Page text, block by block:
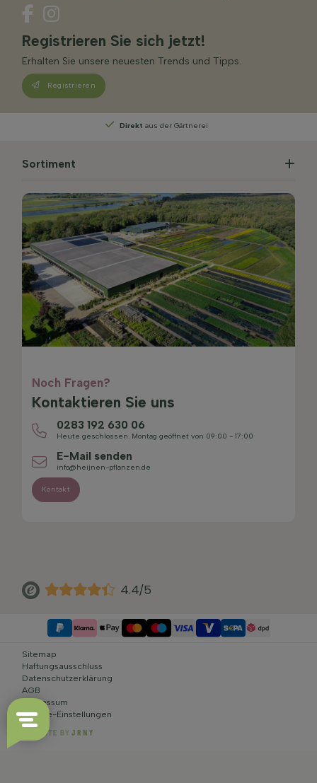
Registrieren Sie sich jetzt!
Erhalten Sie unsere neuesten Trends und Tipps.
Registrieren
Persönliche Beratungvon unseren Experten
Sortiment
Noch Fragen?
Kontaktieren Sie uns
0283 192 630 06
Heute geschlossen. Montag geöffnet von 09:00 - 17:00
E-Mail senden
info@heijnen-pflanzen.de
Kontakt
4.4/5
Sitemap
Haftungsausschluss
Datenschutzerklärung
AGB
Impressum
Cookie-Einstellungen